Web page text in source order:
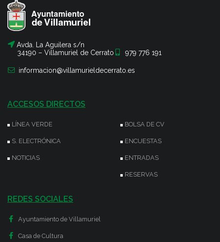
Avda. La Aguilera s/n
34190 – Villamuriel de Cerrato
979 776 191
informacion@villamurieldecerrato.es
ACCESOS DIRECTOS
LÍNEA VERDE
S. ELECTRÓNICA
NOTICIAS
BOLSA DE CV
ENCUESTAS
ENTRADAS
RESERVAS
REDES SOCIALES
Ayuntamiento de Villamuriel
Casa de Cultura